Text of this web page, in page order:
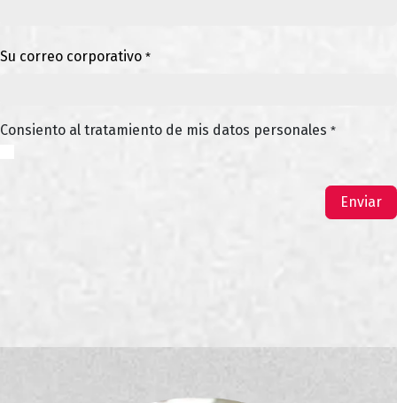
Su correo corporativo *
Consiento al tratamiento de mis datos personales *
Enviar